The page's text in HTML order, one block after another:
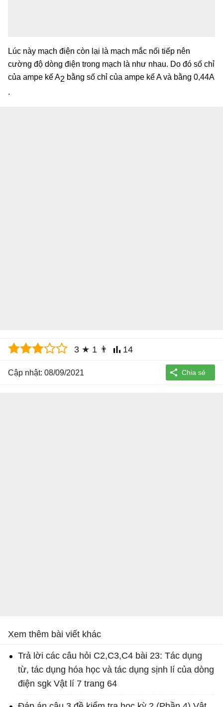
Lúc này mạch điện còn lại là mạch mắc nối tiếp nên
cường độ dòng điện trong mạch là như nhau. Do đó số chỉ
của ampe kế A2 bằng số chỉ của ampe kế A và bằng 0,44A
.
3 ★ 1 👨 14
Cập nhật: 08/09/2021
Xem thêm bài viết khác
Trả lời các câu hỏi C2,C3,C4 bài 23: Tác dụng
từ, tác dụng hóa học và tác dụng sịnh lí của dòng
điện sgk Vật lí 7 trang 64